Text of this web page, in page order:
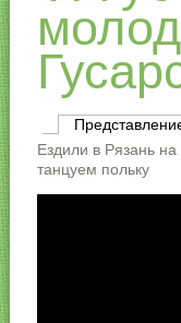
Ездили в Рязань
танцуем польку